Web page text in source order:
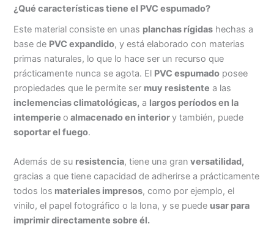
¿Qué características tiene el PVC espumado?
Este material consiste en unas planchas rígidas hechas a
base de PVC expandido, y está elaborado con materias
primas naturales, lo que lo hace ser un recurso que
prácticamente nunca se agota. El PVC espumado posee
propiedades que le permite ser muy resistente a las
inclemencias climatológicas, a largos períodos en la
intemperieo almacenado en interiory también, puede
soportar el fuego.
Además de su resistencia, tiene una gran versatilidad,
gracias a que tiene capacidad de adherirse a prácticamente
todos los materiales impresos, como por ejemplo, el
vinilo, el papel fotográfico o la lona, y se puede usar para
imprimir directamente sobre él.